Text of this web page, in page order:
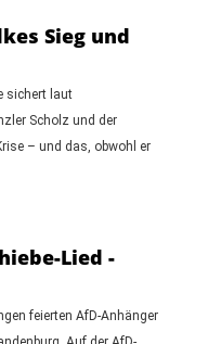
Sieg und
sichert laut
Scholz und der
– und das, obwohl er
Lied -
feierten AfD-Anhänger